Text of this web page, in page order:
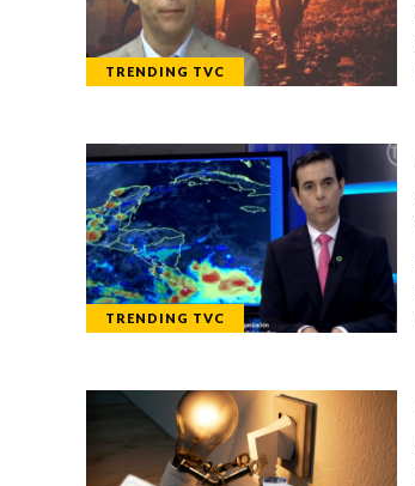
TRENDING TVC
TRENDING TVC